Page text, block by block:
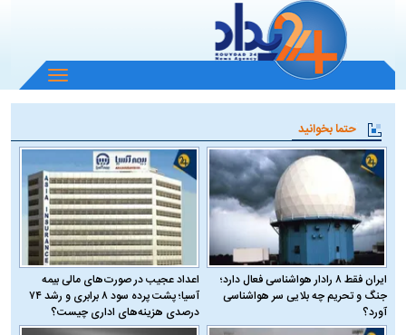
باز
و
منو
حتما بخوانید
ایران فقط ۸ رادار هواشناسی فعال دارد؛
جنگ و تحریم چه بلایی سر هواشناسی
آورد؟
اعداد عجیب در صورت‌های مالی بیمه
آسیا؛ پشت پرده سود ۸ برابری و رشد ۷۴
درصدی هزینه‌های اداری چیست؟